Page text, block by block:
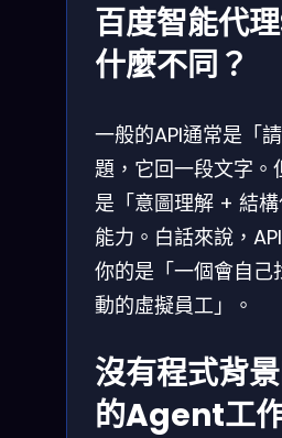
百度智能代
什麼不同？
一般的API通常是「
題，它回一段文字
是「意圖理解 + 結
能力。白話來說，
你的是「一個會自
動的虛擬員工」。
沒有程式背
的Agent工